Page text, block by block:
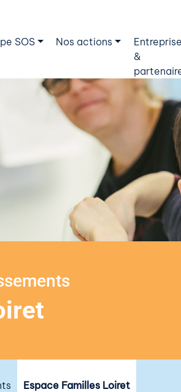
SOS Nos actions
&
Espace Familles Loiret